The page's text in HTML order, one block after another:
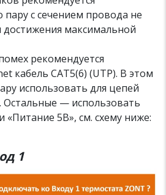
с сечением провода не
достижения максимальной
рекомендуется
кабель САТ5(6) (UTP). В этом
использовать для цепей
Остальные — использовать
5В», см. схему ниже:
1